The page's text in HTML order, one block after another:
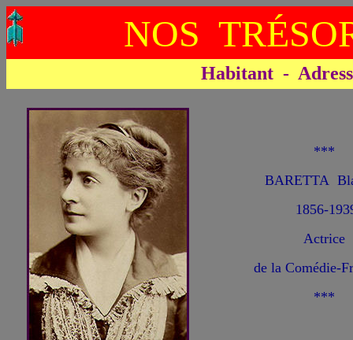
NOS
Habitant -
***
BARETTA
1856-
Actrice
de la Comédie-
***